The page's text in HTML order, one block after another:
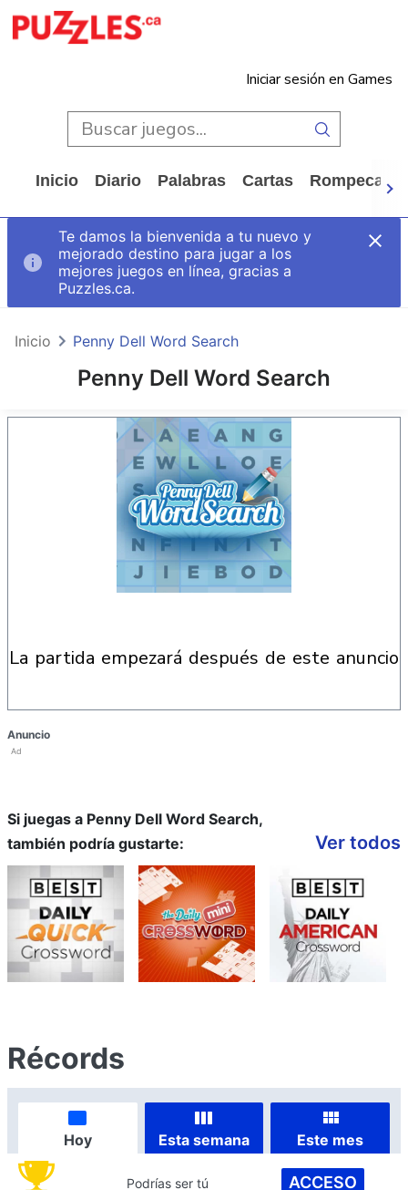
Iniciar sesión en Games
Inicio Diario Palabras Cartas
Te damos la bienvenida a tu nuevo y
mejorado destino para jugar a los
mejores juegos en línea, gracias a
Puzzles.ca.
Penny Dell Word Search
Inicio Penny Dell Word Search
la partida empezará después de este anuncio
Anuncio
Ad
Si juegas a Penny Dell Word Search,
también podría gustarte:
Ver todos
Récords
Hoy Esta semana Este mes
Podrías ser tú ACCESO